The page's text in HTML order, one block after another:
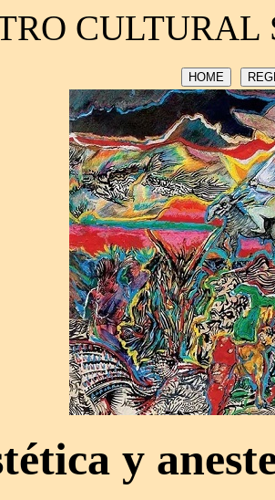
CULTURAL
HOME
y